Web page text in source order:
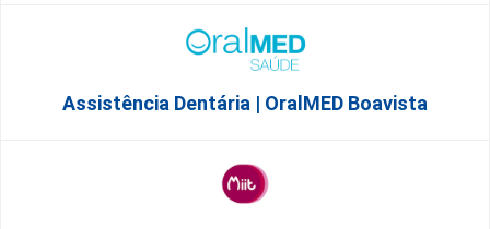
Assistência Dentária | OralMED Boavista